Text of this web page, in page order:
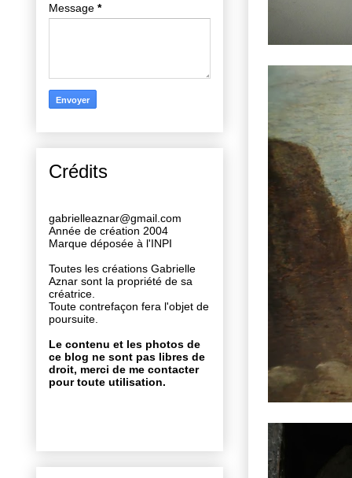
Message *
Crédits
gabrielleaznar@gmail.com
Année de création 2004
Marque déposée à l'INPI
Toutes les créations Gabrielle
Aznar sont la propriété de sa
créatrice.
Toute contrefaçon fera l'objet de
poursuite.
Le contenu et les photos de
ce blog ne sont pas libres de
droit, merci de me contacter
pour toute utilisation.